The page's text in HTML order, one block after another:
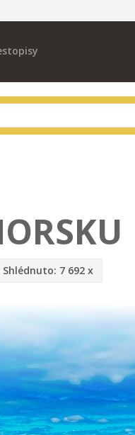
Shlédnuto: 7 692 x